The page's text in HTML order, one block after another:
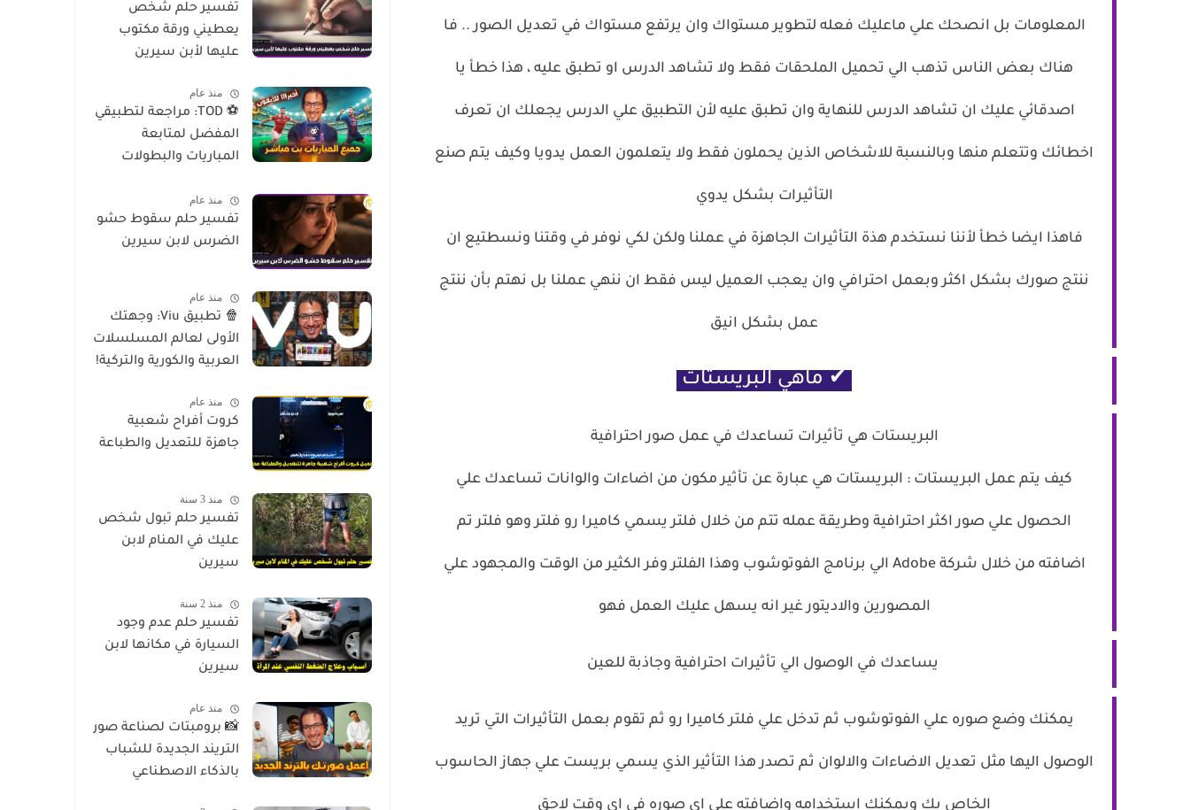
المعلومات بل انصحك علي ماعليك فعله لتطوير مستواك وان يرتفع مستواك في تعديل الصور .. فا
هناك بعض الناس تذهب الي تحميل الملحقات فقط ولا تشاهد الدرس او تطبق عليه ، هذا خطأ يا
اصدقائي عليك ان تشاهد الدرس للنهاية وان تطبق عليه لأن التطبيق علي الدرس يجعلك ان تعرف
اخطائك وتتعلم منها وبالنسبة للاشخاص الذين يحملون فقط ولا يتعلمون العمل يدويا وكيف يتم صنع
التأثيرات بشكل يدوي
فاهذا ايضا خطأ لأننا نستخدم هذة التأثيرات الجاهزة في عملنا ولكن لكي نوفر في وقتنا ونسطتيع ان
ننتج صورك بشكل اكثر وبعمل احترافي وان يعجب العميل ليس فقط ان ننهي عملنا بل نهتم بأن ننتج
عمل بشكل انيق
✔ ماهي البريستات
البريستات هي تأثيرات تساعدك في عمل صور احترافية
كيف يتم عمل البريستات : البريستات هي عبارة عن تأثير مكون من اضاءات والوانات تساعدك علي
الحصول علي صور اكثر احترافية وطريقة عمله تتم من خلال فلتر يسمي كاميرا رو فلتر وهو فلتر تم
اضافته من خلال شركة Adobe الي برنامج الفوتوشوب وهذا الفلتر وفر الكثير من الوقت والمجهود علي
المصورين والاديتور غير انه يسهل عليك العمل فهو
يساعدك في الوصول الي تأثيرات احترافية وجاذبة للعين
يمكنك وضع صوره علي الفوتوشوب ثم تدخل علي فلتر كاميرا رو ثم تقوم بعمل التأثيرات التي تريد
الوصول اليها مثل تعديل الاضاءات والالوان ثم تصدر هذا التأثير الذي يسمي بريست علي جهاز الحاسوب
الخاص بك ويمكنك استخدامه واضافته علي اي صوره في اي وقت لاحق
تفسير حلم شخص
يعطيني ورقة مكتوب
عليها لأبن سيرين
منذ عام
⚽ TOD: مراجعة لتطبيقي
المفضل لمتابعة
المباريات والبطولات
منذ عام
تفسير حلم سقوط حشو
الضرس لابن سيرين
منذ عام
🍿 تطبيق Viu: وجهتك
الأولى لعالم المسلسلات
العربية والكورية والتركية!
منذ عام
كروت أفراح شعبية
جاهزة للتعديل والطباعة
منذ 3 سنة
تفسير حلم تبول شخص
عليك في المنام لابن
سيرين
منذ 2 سنة
تفسير حلم عدم وجود
السيارة في مكانها لابن
سيرين
منذ عام
📸 برومبتات لصناعة صور
التريند الجديدة للشباب
بالذكاء الاصطناعي